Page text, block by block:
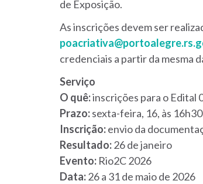
de Exposição.
As inscrições devem ser
credenciais a partir da mesma
Serviço
O quê:inscrições para o Edital
Prazo:sexta-feira, 16, às 16h30
Inscrição:envio da
Resultado:26 de janeiro
Evento: Rio2C 2026
Data:26 a 31 de maio de 2026